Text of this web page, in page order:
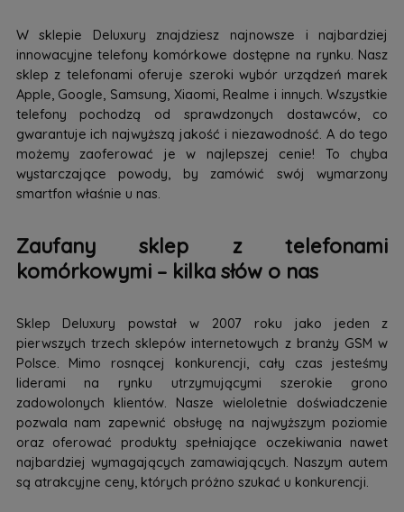
W sklepie Deluxury znajdziesz najnowsze i najbardziej
innowacyjne telefony komórkowe dostępne na rynku. Nasz
sklep z telefonami oferuje szeroki wybór urządzeń marek
Apple, Google, Samsung, Xiaomi, Realme i innych. Wszystkie
telefony pochodzą od sprawdzonych dostawców, co
gwarantuje ich najwyższą jakość i niezawodność. A do tego
możemy zaoferować je w najlepszej cenie! To chyba
wystarczające powody, by zamówić swój wymarzony
smartfon właśnie u nas.
Zaufany sklep z telefonami
komórkowymi – kilka słów o nas
Sklep Deluxury powstał w 2007 roku jako jeden z
pierwszych trzech sklepów internetowych z branży GSM w
Polsce. Mimo rosnącej konkurencji, cały czas jesteśmy
liderami na rynku utrzymującymi szerokie grono
zadowolonych klientów. Nasze wieloletnie doświadczenie
pozwala nam zapewnić obsługę na najwyższym poziomie
oraz oferować produkty spełniające oczekiwania nawet
najbardziej wymagających zamawiających. Naszym autem
są atrakcyjne ceny, których próżno szukać u konkurencji.